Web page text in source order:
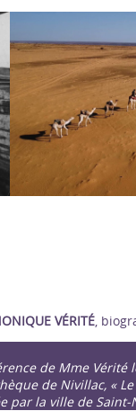
VÉRITÉ ,
de Mme Vérité
de Nivillac, «
par la ville de Saint-